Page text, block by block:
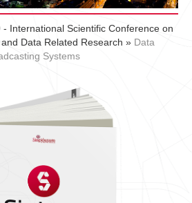
- International Scientific Conference on
Data Related Research » Data
Systems